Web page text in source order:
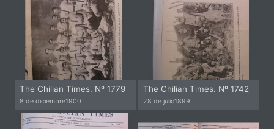
The Chilian Times. Nº 1779
8 de diciembre1900
The Chilian Times. Nº 1742
28 de julio1899